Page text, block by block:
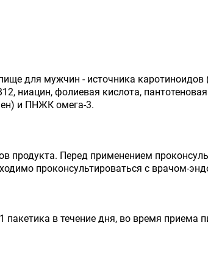
для мужчин - источника
ниацин, фолиевая кислота,
и ПНЖК омега-3.
продукта. Перед применением
проконсультироваться с врачом-
в течение дня, во время приема